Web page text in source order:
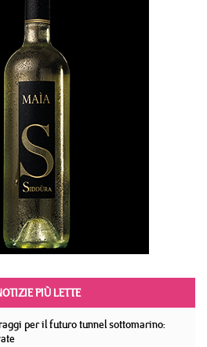
PIÙ LETTE
per il futuro tunnel sottomarino: